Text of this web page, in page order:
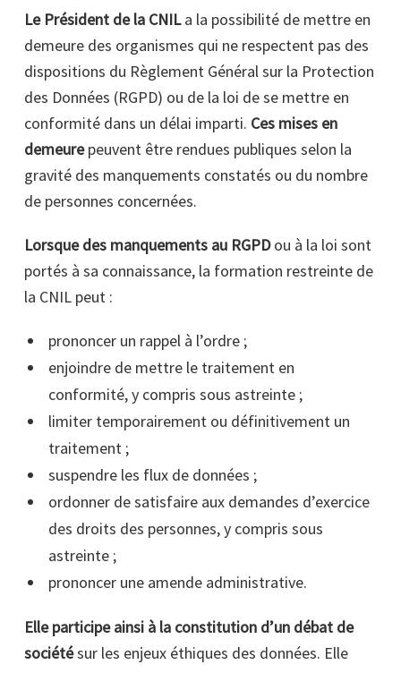
Le Président de la CNILa la possibilité de mettre en
demeure des organismes qui ne respectent pas des
dispositions du Règlement Général sur la Protection
des Données (RGPD) ou de la loi de se mettre en
conformité dans un délai imparti. Ces mises en
demeurepeuvent être rendues publiques selon la
gravité des manquements constatés ou du nombre
de personnes concernées.
Lorsque des manquements au RGPDou à la loi sont
portés à sa connaissance, la formation restreinte de
la CNIL peut :
prononcer un rappel à l’ordre ;
enjoindre de mettre le traitement en
conformité, y compris sous astreinte ;
limiter temporairement ou définitivement un
traitement ;
suspendre les flux de données ;
ordonner de satisfaire aux demandes d’exercice
des droits des personnes, y compris sous
astreinte ;
prononcer une amende administrative.
Elle participe ainsi à la constitution d’un débat de
sociétésur les enjeux éthiques des données. Elle